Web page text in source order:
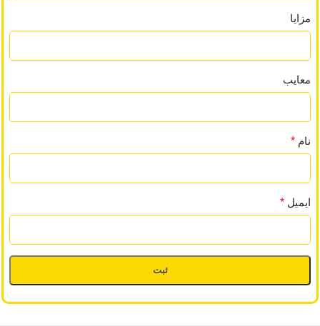
مزایا
معایب
نام *
ایمیل *